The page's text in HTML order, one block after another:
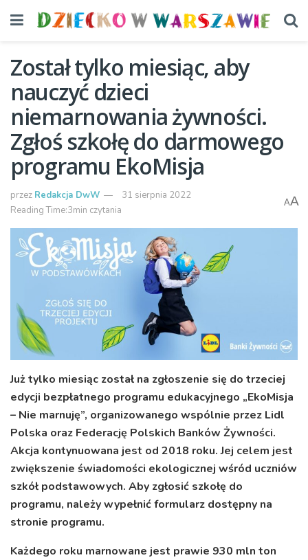
Został tylko miesiąc, aby
nauczyć dzieci
niemarnowania żywności.
Zgłoś szkołę do darmowego
programu EkoMisja
przez Redakcja DwW
31 sierpnia 2022
Reading Time:3min czytania
AA
Już tylko miesiąc został na zgłoszenie się do trzeciej
edycji bezpłatnego programu edukacyjnego „EkoMisja
– Nie marnuję”, organizowanego wspólnie przez Lidl
Polska oraz Federację Polskich Banków Żywności.
Akcja kontynuowana jest od 2018 roku. Jej celem jest
zwiększenie świadomości ekologicznej wśród uczniów
szkół podstawowych. Aby zgłosić szkołę do
programu, należy wypełnić formularz dostępny na
stronie programu.
Każdego roku marnowane jest prawie 930 mln ton